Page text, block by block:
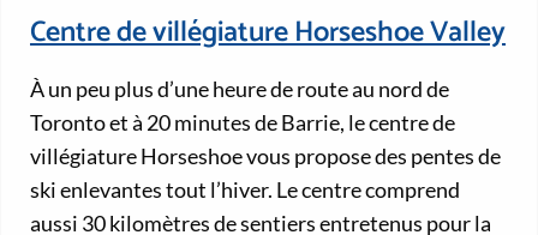
Centre de villégiature Horseshoe Valley
À un peu plus d’une heure de route au nord de
Toronto et à 20 minutes de Barrie, le centre de
villégiature Horseshoe vous propose des pentes de
ski enlevantes tout l’hiver. Le centre comprend
aussi 30 kilomètres de sentiers entretenus pour la